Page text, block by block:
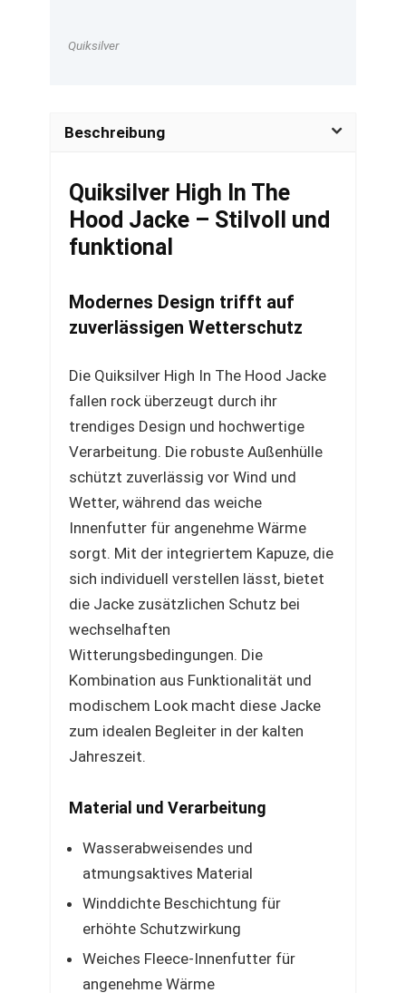
Quiksilver
Beschreibung
Quiksilver High In The
Hood Jacke – Stilvoll und
funktional
Modernes Design trifft auf
zuverlässigen Wetterschutz
Die Quiksilver High In The Hood Jacke
fallen rock überzeugt durch ihr
trendiges Design und hochwertige
Verarbeitung. Die robuste Außenhülle
schützt zuverlässig vor Wind und
Wetter, während das weiche
Innenfutter für angenehme Wärme
sorgt. Mit der integriertem Kapuze, die
sich individuell verstellen lässt, bietet
die Jacke zusätzlichen Schutz bei
wechselhaften
Witterungsbedingungen. Die
Kombination aus Funktionalität und
modischem Look macht diese Jacke
zum idealen Begleiter in der kalten
Jahreszeit.
Material und Verarbeitung
Wasserabweisendes und
atmungsaktives Material
Winddichte Beschichtung für
erhöhte Schutzwirkung
Weiches Fleece-Innenfutter für
angenehme Wärme